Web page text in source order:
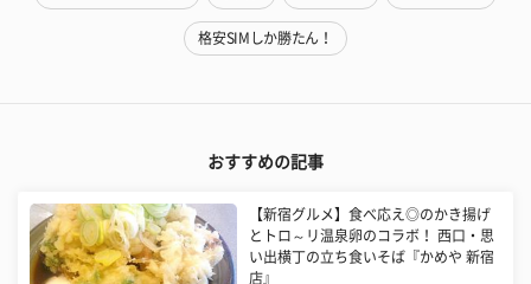
格安SIMしか勝たん！
おすすめの記事
【新宿グルメ】食べ応え◎のかき揚げ
とトロ～リ温泉卵のコラボ！ 西口・思
い出横丁の立ち食いそば『かめや 新宿
店』